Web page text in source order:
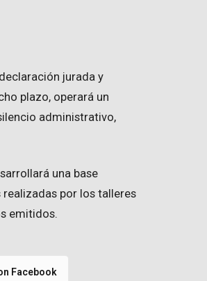
jurada y
plazo, operará un
administrativo,
una base
por los talleres
emitidos.
Facebook